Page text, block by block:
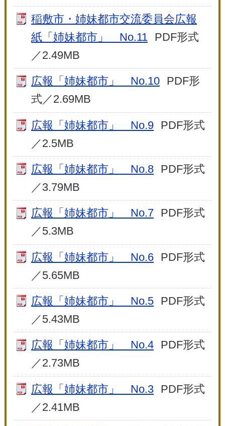
稲敷市・姉妹都市交流委員会広報
紙「姉妹都市」 No.11 PDF形式
／2.49MB
広報「姉妹都市」 No.10 PDF形
式／2.69MB
広報「姉妹都市」 No.9 PDF形式
／2.5MB
広報「姉妹都市」 No.8 PDF形式
／3.79MB
広報「姉妹都市」 No.7 PDF形式
／5.3MB
広報「姉妹都市」 No.6 PDF形式
／5.65MB
広報「姉妹都市」 No.5 PDF形式
／5.43MB
広報「姉妹都市」 No.4 PDF形式
／2.73MB
広報「姉妹都市」 No.3 PDF形式
／2.41MB